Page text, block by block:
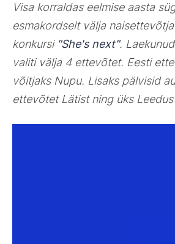
Visa korraldas eelmise aasta
esmakordselt välja
konkursi"She's next".
valiti välja 4 ettevõtet. Eesti
võitjaks Nupu. Lisaks pälvisid
ettevõtet Lätist ning üks